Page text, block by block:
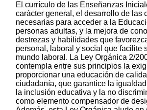
El currículo de las Enseñanzas
carácter general, el desarrollo de las
necesarias para acceder a la
personas adultas, y la mejora de
destrezas y habilidades que
personal, laboral y social que facilite
mundo laboral. La Ley Orgánica 2/
contempla entre sus principios la
proporcionar una educación de
ciudadanía, que garantice la
la inclusión educativa y la no
como elemento compensador de